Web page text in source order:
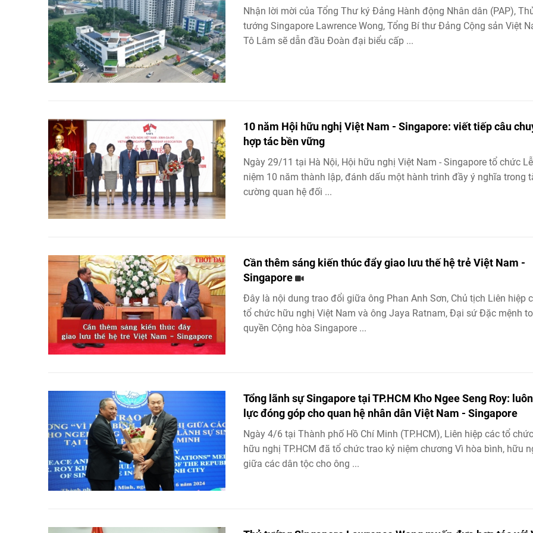
Nhận lời mời của Tổng Thư ký Đảng Hành động Nhân dân (PAP),
tướng Singapore Lawrence Wong, Tổng Bí thư Đảng Cộng sản Việt
Tô Lâm sẽ dẫn đầu Đoàn đại biểu cấp ...
10 năm Hội hữu nghị Việt Nam - Singapore: viết tiếp câu
hợp tác bền vững
Ngày 29/11 tại Hà Nội, Hội hữu nghị Việt Nam - Singapore tổ chức
niệm 10 năm thành lập, đánh dấu một hành trình đầy ý nghĩa trong
cường quan hệ đối ...
Cần thêm sáng kiến thúc đẩy giao lưu thế hệ trẻ Việt Nam -
Singapore
Đây là nội dung trao đổi giữa ông Phan Anh Sơn, Chủ tịch Liên hiệp
tổ chức hữu nghị Việt Nam và ông Jaya Ratnam, Đại sứ Đặc mệnh
quyền Cộng hòa Singapore ...
Tổng lãnh sự Singapore tại TP.HCM Kho Ngee Seng Roy:
lực đóng góp cho quan hệ nhân dân Việt Nam - Singapore
Ngày 4/6 tại Thành phố Hồ Chí Minh (TP.HCM), Liên hiệp các tổ chức
hữu nghị TP.HCM đã tổ chức trao kỷ niệm chương Vì hòa bình, hữu
giữa các dân tộc cho ông ...